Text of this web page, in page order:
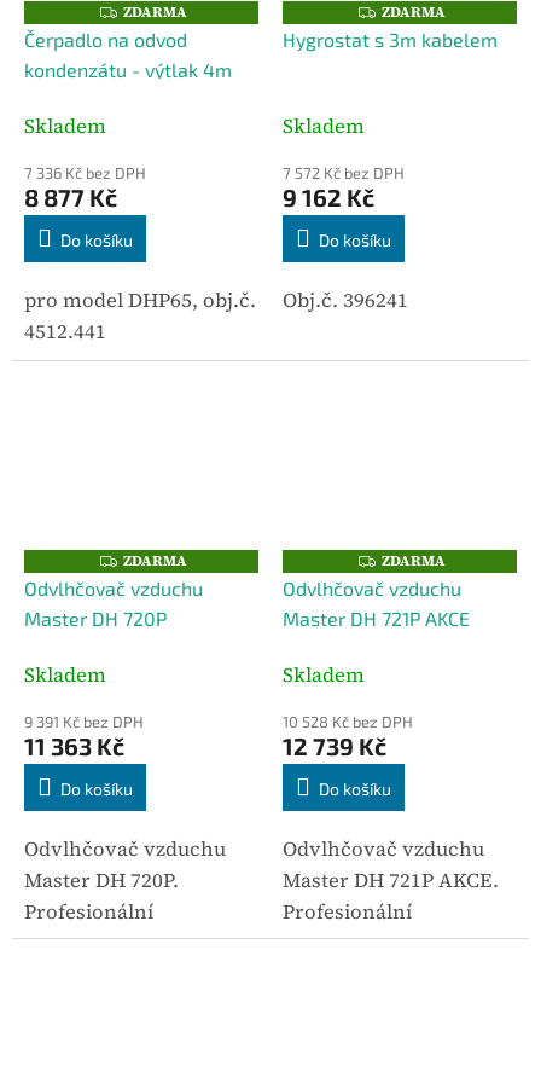
Z
D
A
M
ZDARMA
Čerpadlo na odvod
kondenzátu - výtlak 4m
Skladem
7 336 Kč bez DPH
8 877 Kč
Do košíku
pro model DHP65, obj.č.
4512.441
Z
D
A
ZDARMA
Hygrostat s 3m kabelem
Skladem
7 572 Kč bez DPH
9 162 Kč
Do košíku
Obj.č. 396241
Z
D
A
R
M
ZDARMA
Odvlhčovač vzduchu
Master DH 720P
Skladem
9 391 Kč bez DPH
11 363 Kč
Do košíku
Odvlhčovač vzduchu
Master DH 720P.
Profesionální
odvlhčovač vzduchu
Z
D
A
R
M
ZDARMA
Odvlhčovač vzduchu
Master DH 721P AKCE
Skladem
10 528 Kč bez DPH
12 739 Kč
Do košíku
Odvlhčovač vzduchu
Master DH 721P AKCE.
Profesionální
odvlhčovač vzduchu